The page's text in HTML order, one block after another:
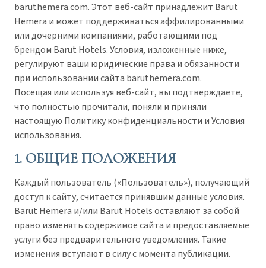
baruthemera.com. Этот веб-сайт принадлежит Barut
Hemera и может поддерживаться аффилированными
или дочерними компаниями, работающими под
брендом Barut Hotels. Условия, изложенные ниже,
регулируют ваши юридические права и обязанности
при использовании сайта baruthemera.com.
Посещая или используя веб-сайт, вы подтверждаете,
что полностью прочитали, поняли и приняли
настоящую Политику конфиденциальности и Условия
использования.
1. ОБЩИЕ ПОЛОЖЕНИЯ
Каждый пользователь («Пользователь»), получающий
доступ к сайту, считается принявшим данные условия.
Barut Hemera и/или Barut Hotels оставляют за собой
право изменять содержимое сайта и предоставляемые
услуги без предварительного уведомления. Такие
изменения вступают в силу с момента публикации.